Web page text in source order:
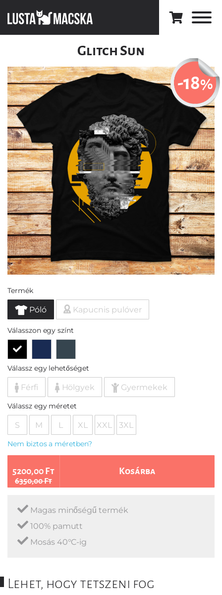
Glitch Sun
-18%
Termék
Póló Kapucnis pulóver
Válasszon egy színt
Válassz egy lehetőséget
Férfi Hölgyek Gyermekek
Válassz egy méretet
S M L XL XXL 3XL
Nem biztos a méretben?
5200,00 Ft
6350,00 Ft
Kosárba
Magas minőségű termék
100% pamutt
Mosás 40°C-ig
Lehet, hogy tetszeni fog